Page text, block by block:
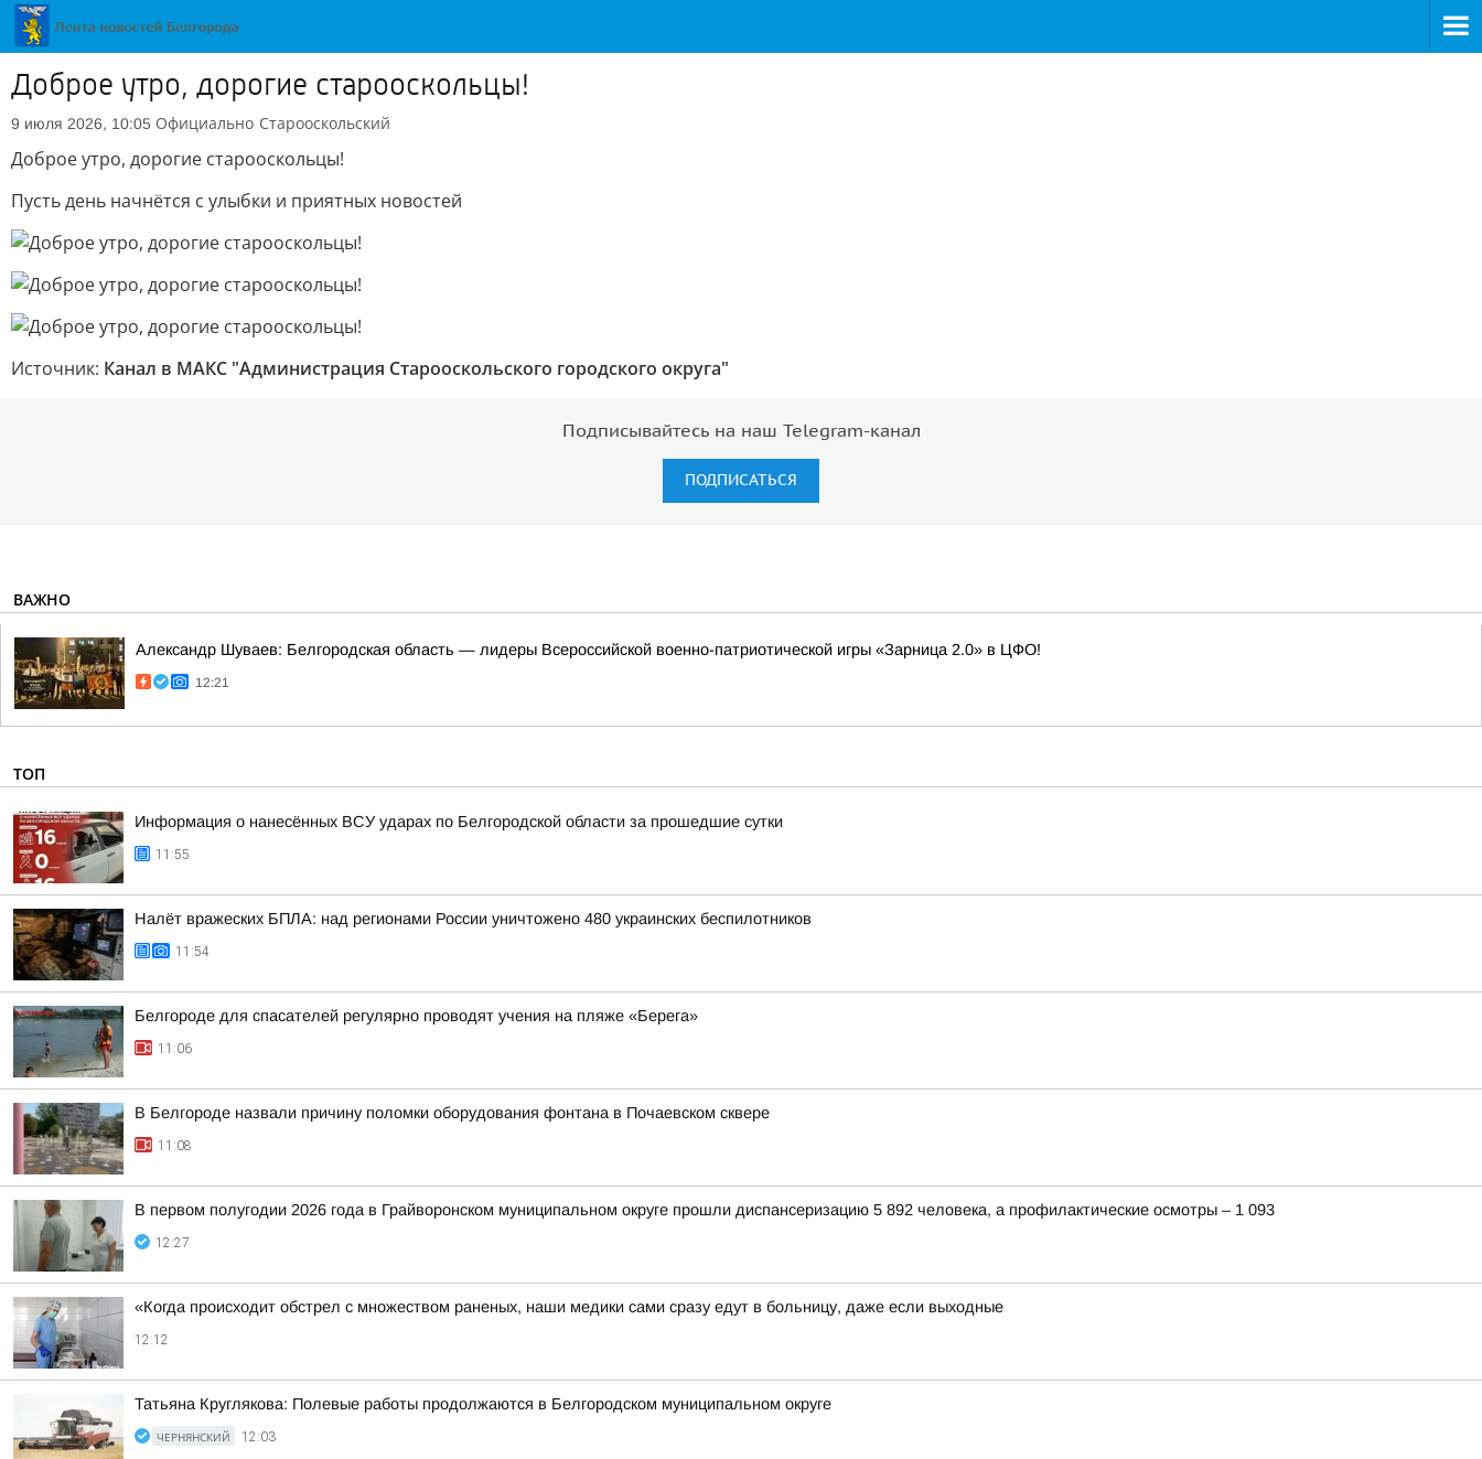
Доброе утро, дорогие старооскольцы!
9 июля 2026, 10:05 Официально Старооскольский
Доброе утро, дорогие старооскольцы!
Пусть день начнётся с улыбки и приятных новостей
Источник: Канал в МАКС "Администрация Старооскольского городского округа"
Подписывайтесь на наш Telegram-канал
ПОДПИСАТЬСЯ
ВАЖНО
Александр Шуваев: Белгородская область — лидеры Всероссийской военно-патриотической игры «Зарница 2.0» в ЦФО!
12:21
ТОП
Информация о нанесённых ВСУ ударах по Белгородской области за прошедшие сутки
11:55
Налёт вражеских БПЛА: над регионами России уничтожено 480 украинских беспилотников
11:54
Белгороде для спасателей регулярно проводят учения на пляже «Берега»
11:06
В Белгороде назвали причину поломки оборудования фонтана в Почаевском сквере
11:08
В первом полугодии 2026 года в Грайворонском муниципальном округе прошли диспансеризацию 5 892 человека, а профилактические осмотры – 1 093
12:27
«Когда происходит обстрел с множеством раненых, наши медики сами сразу едут в больницу, даже если выходные
12:12
Татьяна Круглякова: Полевые работы продолжаются в Белгородском муниципальном округе
ЧЕРНЯНСКИЙ 12:03